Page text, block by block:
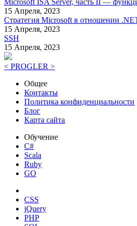
Microsoft ISA Server, часть II —
15 Апреля, 2023
Стратегия Microsoft в отношении
15 Апреля, 2023
SSH
15 Апреля, 2023
< PROGLER >
Общее
Контакты
Политика конфиденциальности
Блог
Карта сайта
Обучение
C#
Scala
Ruby
GO
CSS
jQuery
PHP